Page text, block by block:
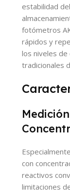
estabilidad
fotómetros
rápidos y
los niveles
tradicionales
con
reactivos
limitaciones